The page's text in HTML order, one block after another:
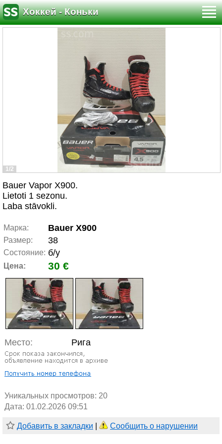
Хоккей - Коньки
1/2
Bauer Vapor X900.
Lietoti 1 sezonu.
Laba stāvokli.
Марка: Bauer X900
Размер: 38
Состояние: б/у
Цена: 30 €
Место: Рига
Уникальных просмотров: 20
Дата: 01.02.2026 09:51
Добавить в закладки Сообщить о нарушении